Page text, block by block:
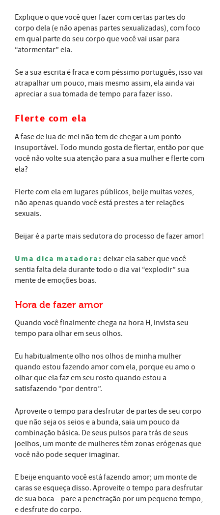
Explique o que você quer fazer com certas partes do
corpo dela (e não apenas partes sexualizadas), com foco
em qual parte do seu corpo que você vai usar para
“atormentar” ela.
Se a sua escrita é fraca e com péssimo português, isso vai
atrapalhar um pouco, mais mesmo assim, ela ainda vai
apreciar a sua tomada de tempo para fazer isso.
Flerte com ela
A fase de lua de mel não tem de chegar a um ponto
insuportável. Todo mundo gosta de flertar, então por que
você não volte sua atenção para a sua mulher e flerte com
ela?
Flerte com ela em lugares públicos, beije muitas vezes,
não apenas quando você está prestes a ter relações
sexuais.
Beijar é a parte mais sedutora do processo de fazer amor!
Uma dica matadora: deixar ela saber que você
sentia falta dela durante todo o dia vai “explodir” sua
mente de emoções boas.
Hora de fazer amor
Quando você finalmente chega na hora H, invista seu
tempo para olhar em seus olhos.
Eu habitualmente olho nos olhos de minha mulher
quando estou fazendo amor com ela, porque eu amo o
olhar que ela faz em seu rosto quando estou a
satisfazendo “por dentro”.
Aproveite o tempo para desfrutar de partes de seu corpo
que não seja os seios e a bunda, saia um pouco da
combinação básica. De seus pulsos para trás de seus
joelhos, um monte de mulheres têm zonas erógenas que
você não pode sequer imaginar.
E beije enquanto você está fazendo amor; um monte de
caras se esqueça disso. Aproveite o tempo para desfrutar
de sua boca – pare a penetração por um pequeno tempo,
e desfrute do corpo.